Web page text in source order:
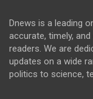
Dnews is a leading
accurate, timely,
readers. We are
updates on a wide
politics to science,